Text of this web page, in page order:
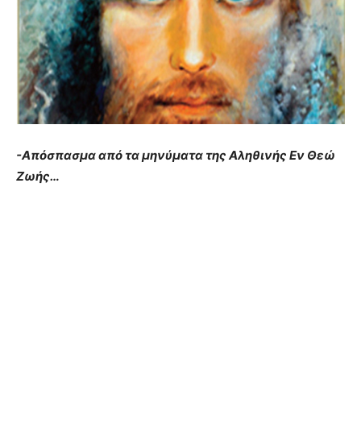
-Απόσπασμα από τα μηνύματα της Αληθινής Εν Θεώ
Ζωής…